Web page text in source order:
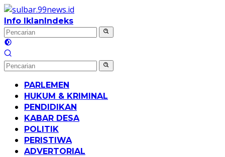
Langsung
ke
konten
Info IklanIndeks
PARLEMEN
HUKUM & KRIMINAL
PENDIDIKAN
KABAR DESA
POLITIK
PERISTIWA
ADVERTORIAL